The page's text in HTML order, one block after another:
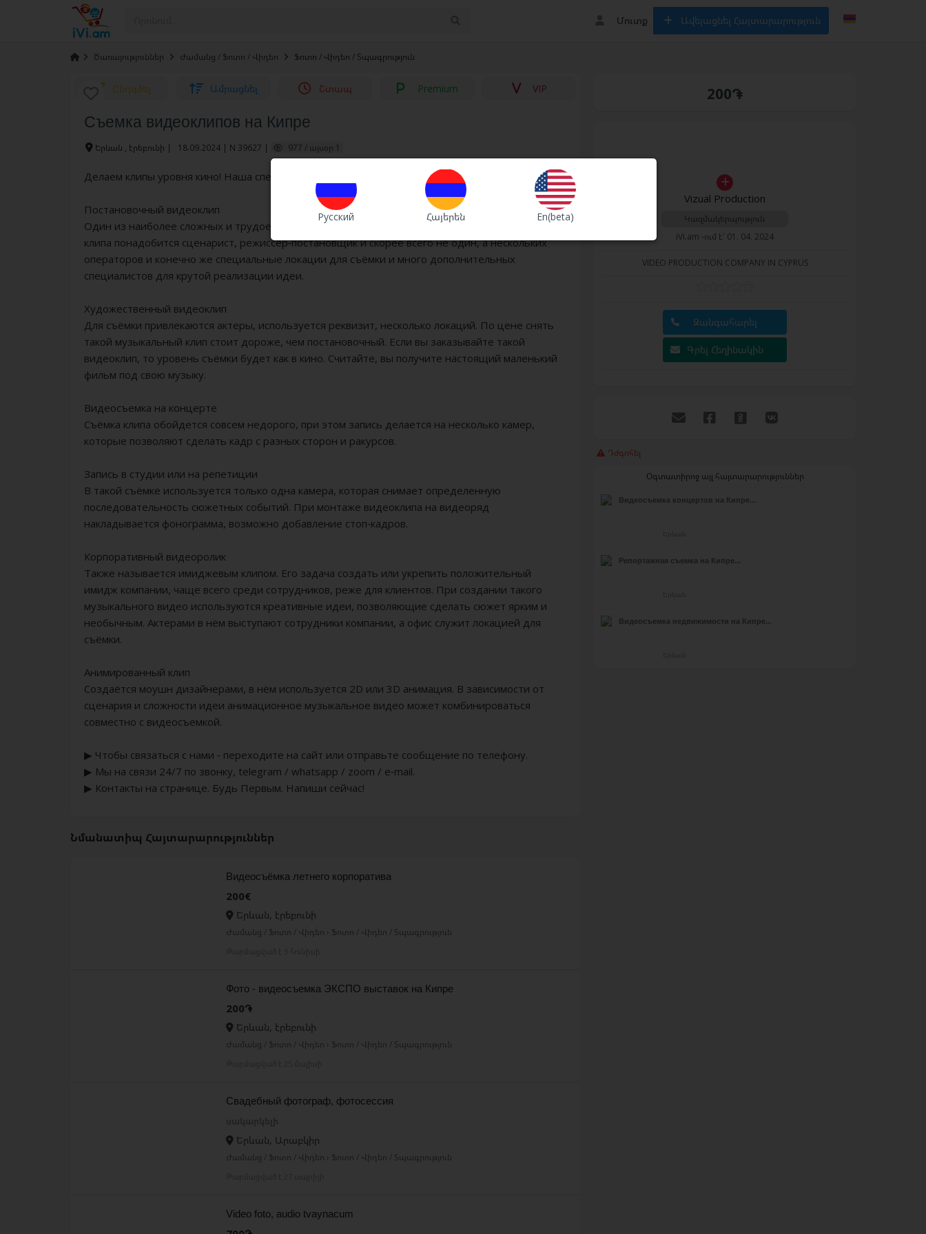
Русский Հայերեն En(beta)
Մուտք Ավելացնել Հայտարարություն
Ծառայություններ Ժամանց / Ֆոտո / Վիդեո Ֆոտո / Վիդեո / Տպագրություն
Ընդգծել Ամրացնել Շտապ Premium VIP
Съемка видеоклипов на Кипре
Երևան , էրեբունի | 18.09.2024 | N 39627 | 977 / այսօր 1
Делаем клипы уровня кино! Наша специализация:
Постановочный видеоклип
Один из наиболее сложных и трудоемких вариантов съёмки музыкального клипа. для такого
клипа понадобится сценарист, режиссер-постановщик и скорее всего не один, а нескольких
операторов и конечно же специальные локации для съёмки и много дополнительных
специалистов для крутой реализации идеи.
Художественный видеоклип
Для съёмки привлекаются актеры, используется реквизит, несколько локаций. По цене снять
такой музыкальный клип стоит дороже, чем постановочный. Если вы заказывайте такой
видеоклип, то уровень съёмки будет как в кино. Считайте, вы получите настоящий маленький
фильм под свою музыку.
Видеосъемка на концерте
Съёмка клипа обойдется совсем недорого, при этом запись делается на несколько камер,
которые позволяют сделать кадр с разных сторон и ракурсов.
Запись в студии или на репетиции
В такой съёмке используется только одна камера, которая снимает определенную
последовательность сюжетных событий. При монтаже видеоклипа на видеоряд
накладывается фонограмма, возможно добавление стоп-кадров.
Корпоративный видеоролик
Также называется имиджевым клипом. Его задача создать или укрепить положительный
имидж компании, чаще всего среди сотрудников, реже для клиентов. При создании такого
музыкального видео используются креативные идеи, позволяющие сделать сюжет ярким и
необычным. Актерами в нём выступают сотрудники компании, а офис служит локацией для
съёмки.
Анимированный клип
Создаётся моушн дизайнерами, в нём используется 2D или 3D анимация. В зависимости от
сценария и сложности идеи анимационное музыкальное видео может комбинироваться
совместно с видеосъемкой.
▶ Чтобы связаться с нами - переходите на сайт или отправьте сообщение по телефону.
▶ Мы на связи 24/7 по звонку, telegram / whatsapp / zoom / e-mail.
▶ Контакты на странице. Будь Первым. Напиши сейчас!
Նմանատիպ Հայտարարություններ
Видеосъёмка летнего корпоратива
200€
Երևան, էրեբունի
Ժամանց / Ֆոտո / Վիդեո › Ֆոտո / Վիդեո / Տպագրություն
Фото - видеосъемка ЭКСПО выставок на Кипре
200֏
Երևան, էրեբունի
Ժամանց / Ֆոտո / Վիդեո › Ֆոտո / Վիդեո / Տպագրություն
Свадебный фотограф, фотосессия
Երևան, Արաբկիր
Ժամանց / Ֆոտո / Վիդեո › Ֆոտո / Վիդեո / Տպագրություն
Video foto, audio tvaynacum
200֏
Vizual Production
Կազմակերպություն
iVi.am -ում է՝ 01. 04. 2024
VIDEO PRODUCTION COMPANY IN CYPRUS
Զանգահարել
Գրել Հեղինակին
Դժգոհել
Օգտատիրոջ այլ հայտարարություններ
Видеосъемка концертов на Кипре...
Репортажная съемка на Кипре...
Видеосъемка недвижимости на Кипре...